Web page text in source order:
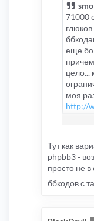
71000
еще
цело...
моя
http://
Тут как
phpbb3 -
просто не
ббкодов с